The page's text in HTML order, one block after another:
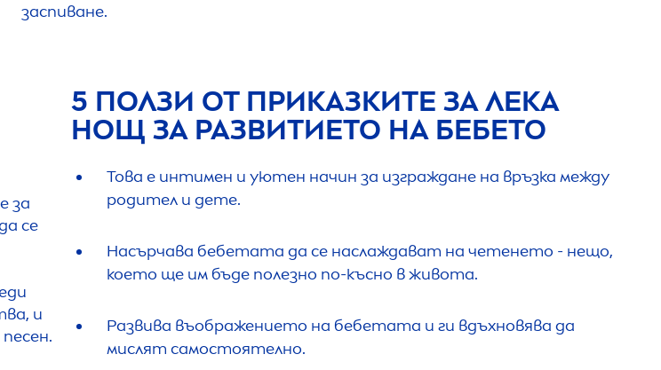
заспиване.
за
се
и
5 ПОЛЗИ ОТ ПРИКАЗКИТЕ ЗА ЛЕКА
НОЩ ЗА РАЗВИТИЕТО НА БЕБЕТО
Това е интимен и уютен начин за изграждане на връзка между
родител и дете.
Насърчава бебетата да се наслаждават на четенето - нещо,
което ще им бъде полезно по-късно в живота.
Развива въображението на бебетата и ги вдъхновява да
мислят самостоятелно.